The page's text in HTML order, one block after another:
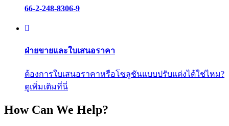
66-2-248-8306-9
ฝ่ายขายและใบเสนอราคา
ต้องการใบเสนอราคาหรือโซลูชันแบบปรับแต่งได้ใช่ไหม?
ดูเพิ่มเติมที่นี่
How Can We Help?